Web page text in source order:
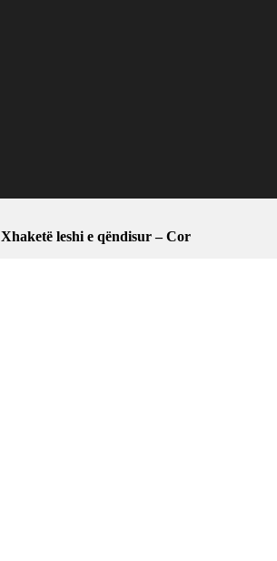
Xhaketë leshi e qëndisur – Cor